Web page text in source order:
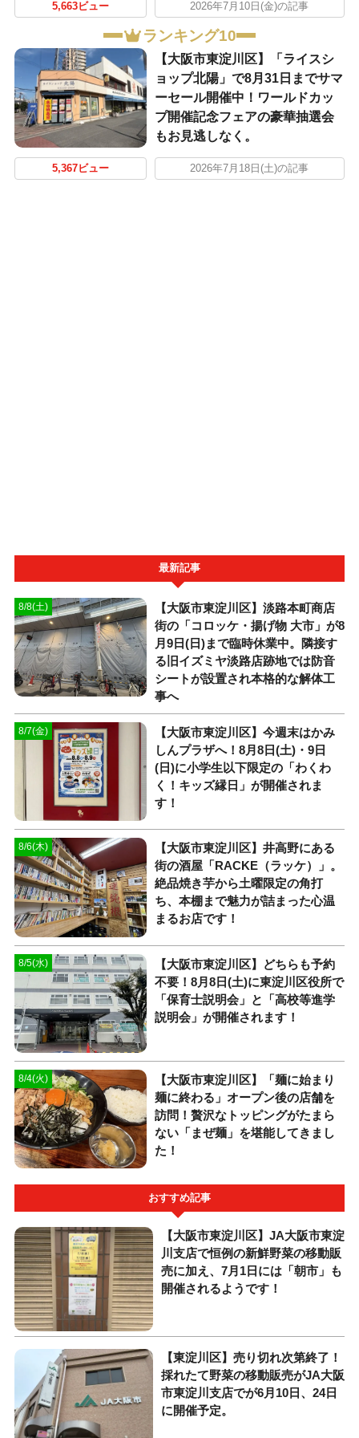
5,663ビュー 2026年7月10日(金)の記事
ランキング10
【大阪市東淀川区】「ライスシ
ョップ北陽」で8月31日までサマ
ーセール開催中！ワールドカッ
プ開催記念フェアの豪華抽選会
もお見逃しなく。
5,367ビュー 2026年7月18日(土)の記事
最新記事
8/8(土)
【大阪市東淀川区】淡路本町商店
街の「コロッケ・揚げ物 大市」が8
月9日(日)まで臨時休業中。隣接す
る旧イズミヤ淡路店跡地では防音
シートが設置され本格的な解体工
事へ
8/7(金)
【大阪市東淀川区】今週末はかみ
しんプラザへ！8月8日(土)・9日
(日)に小学生以下限定の「わくわ
く！キッズ縁日」が開催されま
す！
8/6(木)
【大阪市東淀川区】井高野にある
街の酒屋「RACKE（ラッケ）」。
絶品焼き芋から土曜限定の角打
ち、本棚まで魅力が詰まった心温
まるお店です！
8/5(水)
【大阪市東淀川区】どちらも予約
不要！8月8日(土)に東淀川区役所で
「保育士説明会」と「高校等進学
説明会」が開催されます！
8/4(火)
【大阪市東淀川区】「麺に始まり
麺に終わる」オープン後の店舗を
訪問！贅沢なトッピングがたまら
ない「まぜ麺」を堪能してきまし
た！
おすすめ記事
【大阪市東淀川区】JA大阪市東淀
川支店で恒例の新鮮野菜の移動販
売に加え、7月1日には「朝市」も
開催されるようです！
【東淀川区】売り切れ次第終了！
採れたて野菜の移動販売がJA大阪
市東淀川支店でが6月10日、24日
に開催予定。